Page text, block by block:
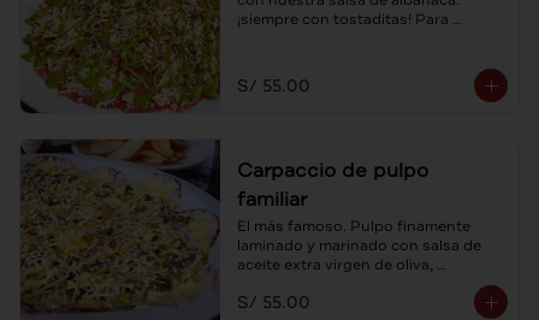
¡siempre con tostaditas! Para
S/ 55.00
Carpaccio de pulpo
familiar
El más famoso. Pulpo finamente
laminado y marinado con salsa de
aceite extra virgen de oliva,
compartir.
S/ 55.00